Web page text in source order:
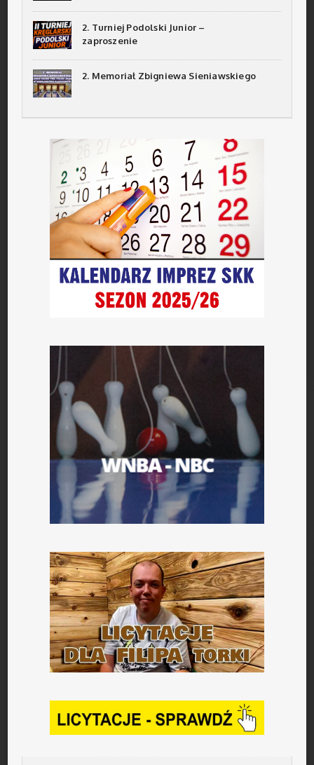
2. Turniej Podolski Junior –
zaproszenie
2. Memoriał Zbigniewa Sieniawskiego